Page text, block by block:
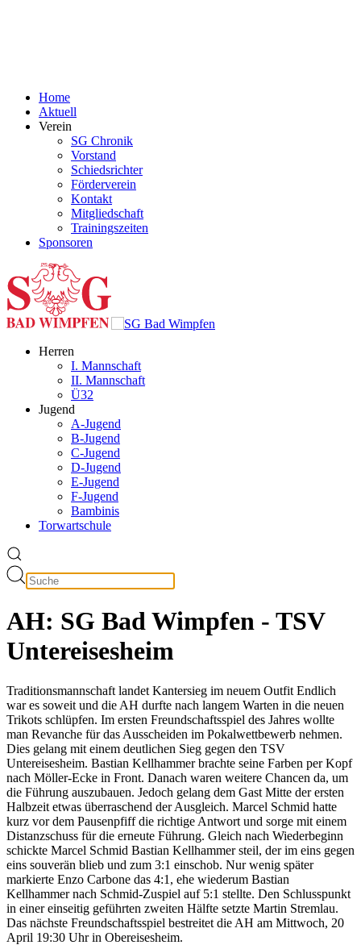
Home
Aktuell
Verein
SG Chronik
Vorstand
Schiedsrichter
Förderverein
Kontakt
Mitgliedschaft
Trainingszeiten
Sponsoren
Herren
I. Mannschaft
II. Mannschaft
Ü32
Jugend
A-Jugend
B-Jugend
C-Jugend
D-Jugend
E-Jugend
F-Jugend
Bambinis
Torwartschule
AH: SG Bad Wimpfen - TSV
Untereisesheim
Traditionsmannschaft landet Kantersieg im neuem Outfit Endlich
war es soweit und die AH durfte nach langem Warten in die neuen
Trikots schlüpfen. Im ersten Freundschaftsspiel des Jahres wollte
man Revanche für das Ausscheiden im Pokalwettbewerb nehmen.
Dies gelang mit einem deutlichen Sieg gegen den TSV
Untereisesheim. Bastian Kellhammer brachte seine Farben per Kopf
nach Möller-Ecke in Front. Danach waren weitere Chancen da, um
die Führung auszubauen. Jedoch gelang dem Gast Mitte der ersten
Halbzeit etwas überraschend der Ausgleich. Marcel Schmid hatte
kurz vor dem Pausenpfiff die richtige Antwort und sorge mit einem
Distanzschuss für die erneute Führung. Gleich nach Wiederbeginn
schickte Marcel Schmid Bastian Kellhammer steil, der im eins gegen
eins souverän blieb und zum 3:1 einschob. Nur wenig später
markierte Enzo Carbone das 4:1, ehe wiederum Bastian
Kellhammer nach Schmid-Zuspiel auf 5:1 stellte. Den Schlusspunkt
in einer einseitig geführten zweiten Hälfte setzte Martin Stremlau.
Das nächste Freundschaftsspiel bestreitet die AH am Mittwoch, 20
April 19:30 Uhr in Obereisesheim.